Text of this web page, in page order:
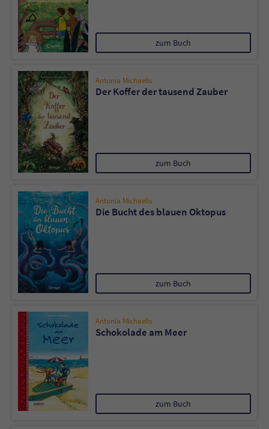
zum Buch
Antonia Michaelis
Der Koffer der tausend Zauber
zum Buch
Antonia Michaelis
Die Bucht des blauen Oktopus
zum Buch
Antonia Michaelis
Schokolade am Meer
zum Buch